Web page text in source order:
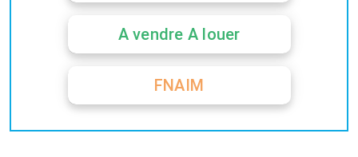
A vendre A louer
FNAIM